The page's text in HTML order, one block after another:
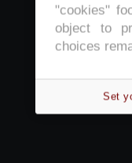
"cookies"
object to
choices
Set